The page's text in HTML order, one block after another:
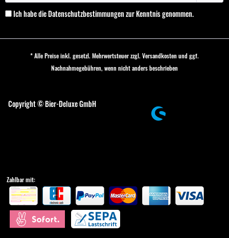
Ich habe dieDatenschutzbestimmungenzur Kenntnis genommen.
* Alle Preise inkl. gesetzl. Mehrwertsteuer zzgl. Versandkostenund ggf.
Nachnahmegebühren, wenn nicht anders beschrieben
Copyright © Bier-Deluxe GmbH
Zahlbar mit: